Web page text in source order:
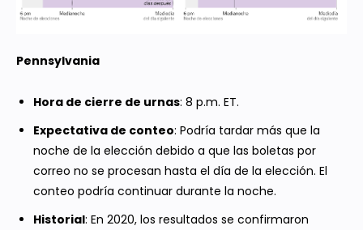
Pennsylvania
Hora de cierre de urnas: 8 p.m. ET.
Expectativa de conteo: Podría tardar más que la
noche de la elección debido a que las boletas por
correo no se procesan hasta el día de la elección. El
conteo podría continuar durante la noche.
Historial: En 2020, los resultados se confirmaron